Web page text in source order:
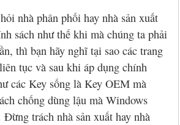
nhà phân phối hay nhà sản xuất
sách như thế khi mà chúng ta phải
thì bạn hãy nghĩ tại sao các trang
tục và sau khi áp dụng chính
các Key sống là Key OEM mà
chống dùng lậu mà Windows
trách nhà sản xuất hay nhà